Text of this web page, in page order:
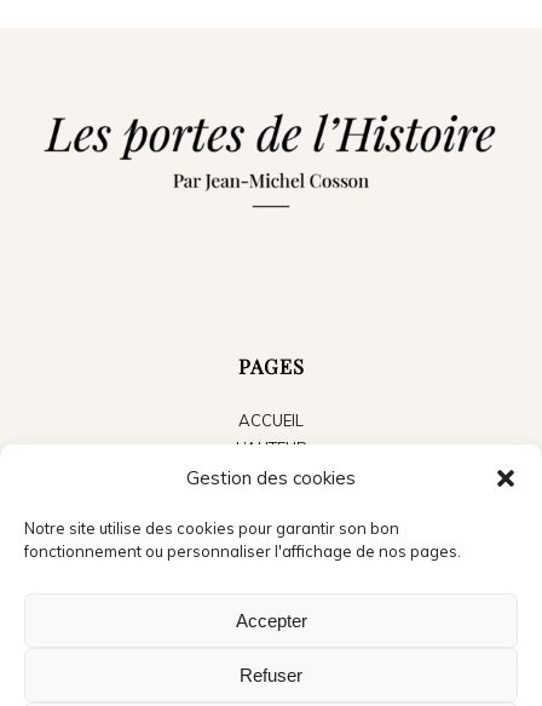
Gestion des cookies
Notre site utilise des cookies pour garantir son bon
fonctionnement ou personnaliser l'affichage de nos pages.
Accepter
Refuser
PAGES
ACCUEIL
L’AUTEUR
LES LIVRES
ACTUALITÉS
PRESSE